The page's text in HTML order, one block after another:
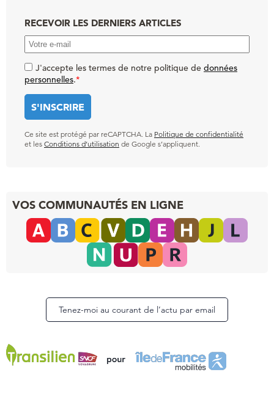
RECEVOIR LES DERNIERS ARTICLES
J'accepte les termes de notre politique de données
personnelles.*
Ce site est protégé par reCAPTCHA. La Politique de confidentialité
et les Conditions d’utilisation de Google s’appliquent.
VOS COMMUNAUTÉS EN LIGNE
Tenez-moi au courant de l’actu par email